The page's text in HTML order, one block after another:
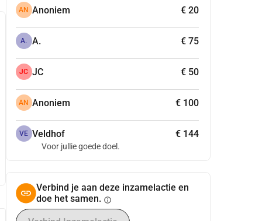
AN Anoniem € 20
A. A. € 75
JC JC € 50
AN Anoniem € 100
VE Veldhof € 144
Voor jullie goede doel.
Verbind je aan deze inzamelactie en
doe het samen. info